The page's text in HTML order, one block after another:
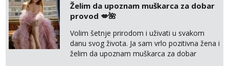
Anđela
Čekam tvoj poziv!
Tel:064/677-677- Kod: #142
tel:0,93€ - mob:1,12€ min
Želim da upoznam muškarca za dobar
provod 💋🌺
Volim šetnje prirodom i uživati u svakom
danu svog života. Ja sam vrlo pozitivna žena i
želim da upoznam muškarca za dobar